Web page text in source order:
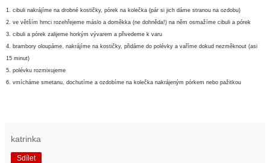
1. cibuli nakrájíme na drobné kostičky, pórek na kolečka (pár si jich dáme stranou na ozdobu)
2. ve větším hrnci rozehřejeme máslo a doměkka (ne dohněda!) na něm osmažíme cibuli a pórek
3. cibuli a pórek zalijeme horkým vývarem a přivedeme k varu
4. brambory oloupáme, nakrájíme na kostičky, přidáme do polévky a vaříme dokud nezměknout (asi
15 minut)
5. polévku rozmixujeme
6. vmícháme smetanu, dochutíme a ozdobíme na kolečka nakrájeným pórkem nebo pažitkou
katrinka
Sdílet